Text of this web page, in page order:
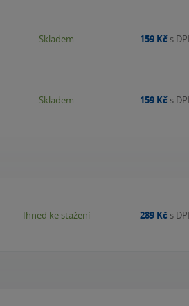
Skladem 159 Kč s
Skladem 159 Kč s
Ihned ke stažení 289 Kč s